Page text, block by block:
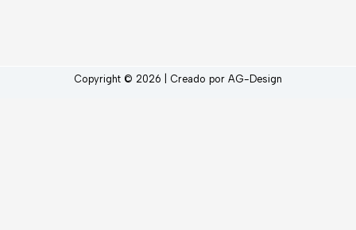
Copyright © 2026 | Creado por AG-Design